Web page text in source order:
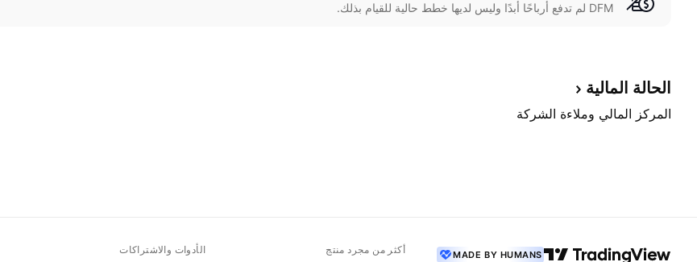
DFM لم تدفع أرباحًا أبدًا وليس لديها خطط حالية للقيام بذلك.
الحالة المالية
المركز المالي وملاءة الشركة
MADE BY HUMANS أكثر من مجرد منتج الأدوات والاشتراكات